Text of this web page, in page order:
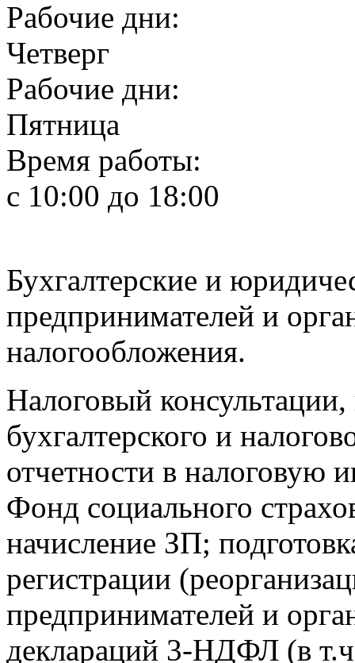
Рабочие дни:
Четверг
Рабочие дни:
Пятница
Время работы:
c 10:00 до 18:00
Бухгалтерские и
предпринимателей и
налогообложения.
Налоговый консультации,
бухгалтерского и
отчетности в
Фонд социального
начисление ЗП;
регистрации
предпринимателей и
деклараций 3-НДФЛ (в т.ч